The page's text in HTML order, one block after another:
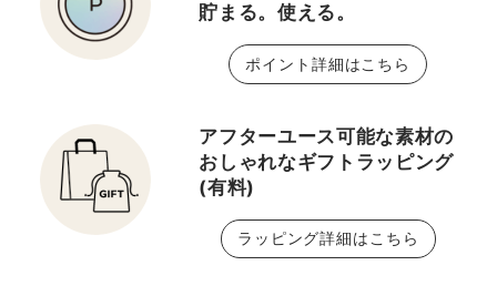
貯まる。使える。
ポイント詳細はこちら
アフターユース可能な素材の
おしゃれなギフトラッピング
(有料)
ラッピング詳細はこちら